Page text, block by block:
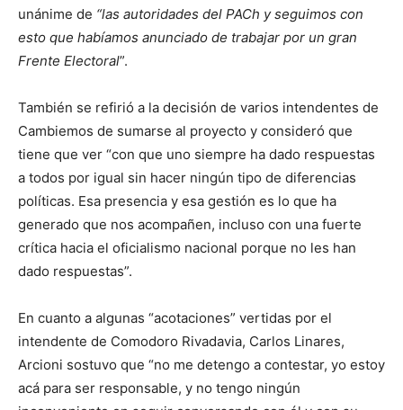
unánime de “las autoridades del PACh y seguimos con
esto que habíamos anunciado de trabajar por un gran
Frente Electoral”.
También se refirió a la decisión de varios intendentes de
Cambiemos de sumarse al proyecto y consideró que
tiene que ver “con que uno siempre ha dado respuestas
a todos por igual sin hacer ningún tipo de diferencias
políticas. Esa presencia y esa gestión es lo que ha
generado que nos acompañen, incluso con una fuerte
crítica hacia el oficialismo nacional porque no les han
dado respuestas”.
En cuanto a algunas “acotaciones” vertidas por el
intendente de Comodoro Rivadavia, Carlos Linares,
Arcioni sostuvo que “no me detengo a contestar, yo estoy
acá para ser responsable, y no tengo ningún